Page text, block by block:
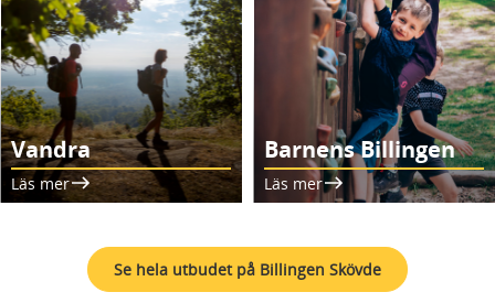
Vandra
Läs mer
Barnens Billingen
Läs mer
Se hela utbudet på Billingen Skövde